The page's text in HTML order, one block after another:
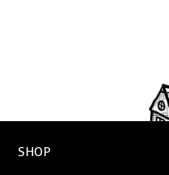
SHOP